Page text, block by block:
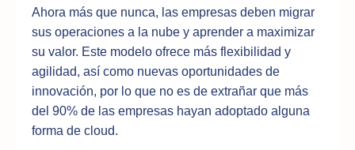
Ahora más que nunca, las empresas deben migrar
sus operaciones a la nube y aprender a maximizar
su valor. Este modelo ofrece más flexibilidad y
agilidad, así como nuevas oportunidades de
innovación, por lo que no es de extrañar que más
del 90% de las empresas hayan adoptado alguna
forma de cloud.